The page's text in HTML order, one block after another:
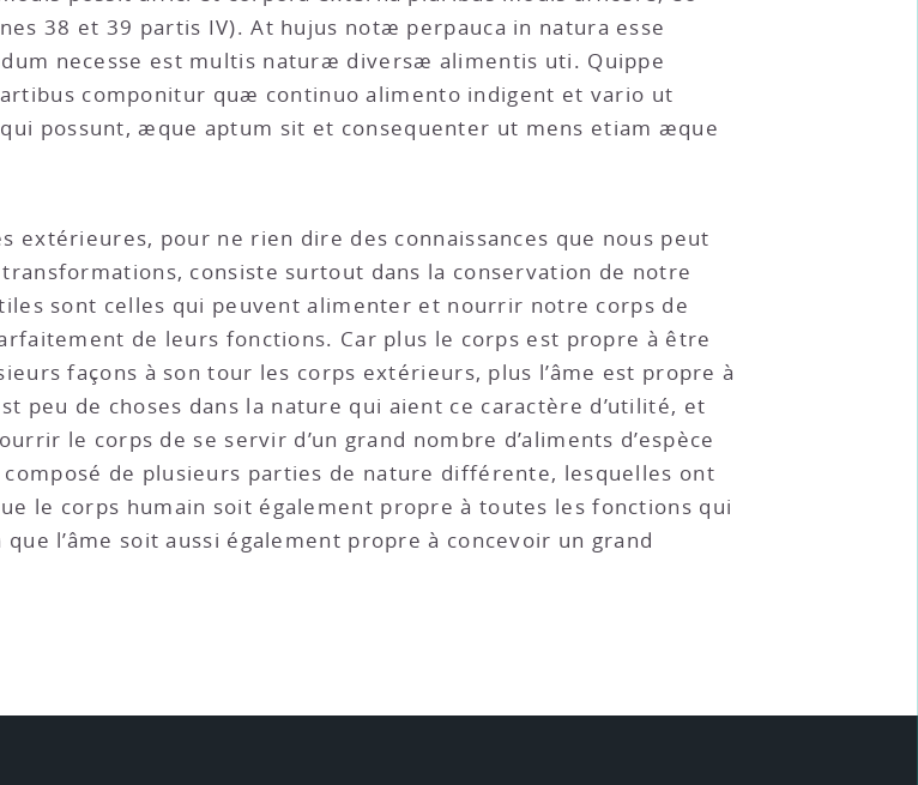
38 et 39 partis IV). At hujus notæ perpauca in natura esse
necesse est multis naturæ diversæ alimentis uti. Quippe
componitur quæ continuo alimento indigent et vario ut
possunt, æque aptum sit et consequenter ut mens etiam æque
extérieures, pour ne rien dire des connaissances que nous peut
consiste surtout dans la conservation de notre
sont celles qui peuvent alimenter et nourrir notre corps de
de leurs fonctions. Car plus le corps est propre à être
façons à son tour les corps extérieurs, plus l’âme est propre à
peu de choses dans la nature qui aient ce caractère d’utilité, et
le corps de se servir d’un grand nombre d’aliments d’espèce
de plusieurs parties de nature différente, lesquelles ont
le corps humain soit également propre à toutes les fonctions qui
l’âme soit aussi également propre à concevoir un grand